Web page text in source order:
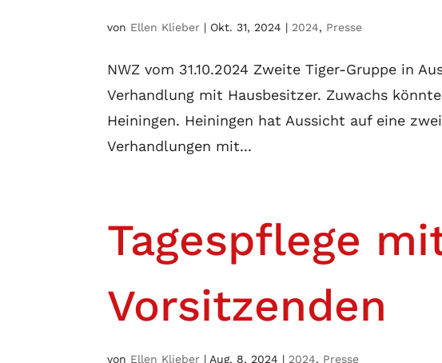
von Ellen Klieber | Okt. 31, 2024 | 2024, Presse
NWZ vom 31.10.2024 Zweite Tiger-Gruppe in
Verhandlung mit Hausbesitzer. Zuwachs
Heiningen. Heiningen hat Aussicht auf eine
Verhandlungen mit...
Tagespflege
Vorsitzenden
von Ellen Klieber | Aug. 8, 2024 | 2024, Presse